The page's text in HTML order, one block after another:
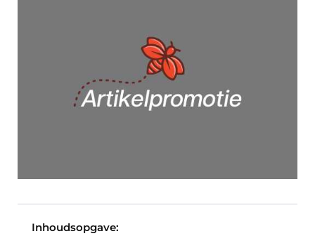
Inhoudsopgave: